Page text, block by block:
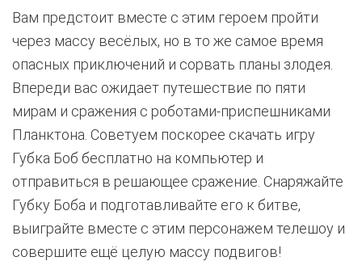
Вам предстоит вместе с этим героем пройти
через массу весёлых, но в то же самое время
опасных приключений и сорвать планы злодея.
Впереди вас ожидает путешествие по пяти
мирам и сражения с роботами-приспешниками
Планктона. Советуем поскорее скачать игру
Губка Боб бесплатно на компьютер и
отправиться в решающее сражение. Снаряжайте
Губку Боба и подготавливайте его к битве,
выиграйте вместе с этим персонажем телешоу и
совершите ещё целую массу подвигов!